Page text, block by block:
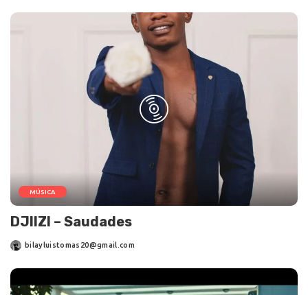
MÚSICA
DJIIZI – Saudades
bilayluistomas20@gmail.com